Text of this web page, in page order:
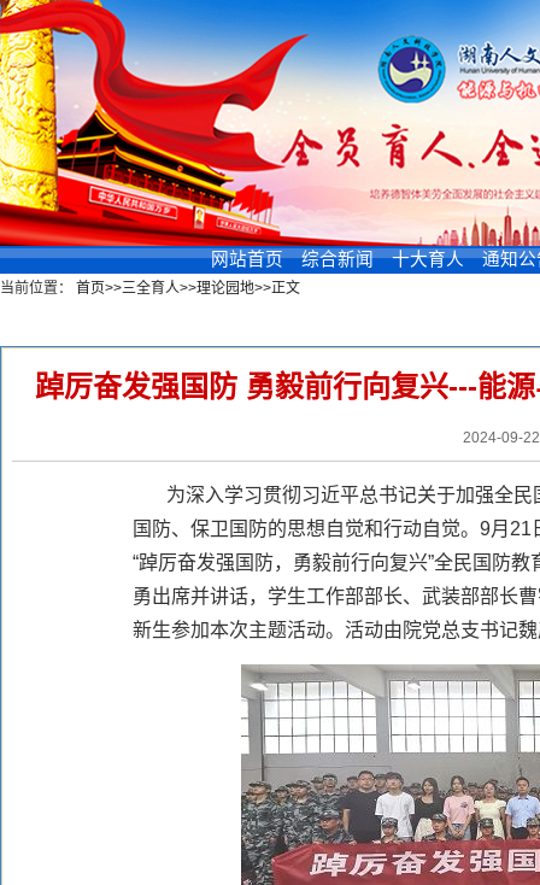
网站首页 综合新闻 十大育人 通知公
当前位置： 首页>>三全育人>>理论园地>>正文
踔厉奋发强国防 勇毅前行向复兴---能
2024-09-
为深入学习贯彻习近平总书记关于加强全
国防、保卫国防的思想自觉和行动自觉。9月
“踔厉奋发强国防，勇毅前行向复兴”全民国防
勇出席并讲话，学生工作部部长、武装部部长
新生参加本次主题活动。活动由院党总支书记